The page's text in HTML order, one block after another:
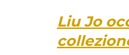
Liu Jo